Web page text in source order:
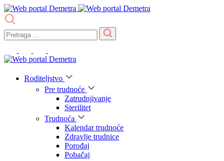
Roditeljstvo
Pre trudnoće
Zatrudnjivanje
Sterilitet
Trudnoća
Kalendar trudnoće
Zdravlje trudnice
Porođaj
Pobačaj